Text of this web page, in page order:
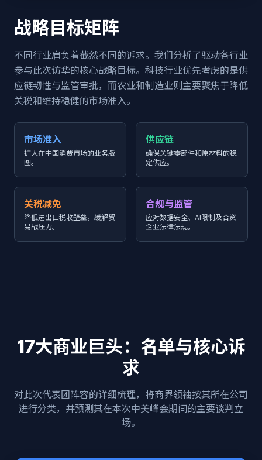
战略目标矩阵
不同行业肩负着截然不同的诉求。我们分析了驱动各行业
参与此次访华的核心战略目标。科技行业优先考虑的是供
应链韧性与监管审批，而农业和制造业则主要聚焦于降低
关税和维持稳健的市场准入。
市场准入
扩大在中国消费市场的业务版
图。
供应链
确保关键零部件和原材料的稳
定供应。
关税减免
降低进出口税收壁垒，缓解贸
易战压力。
合规与监管
应对数据安全、AI限制及合资
企业法律法规。
17大商业巨头：名单与核心诉
求
对此次代表团阵容的详细梳理，将商界领袖按其所在公司
进行分类，并预测其在本次中美峰会期间的主要谈判立
场。